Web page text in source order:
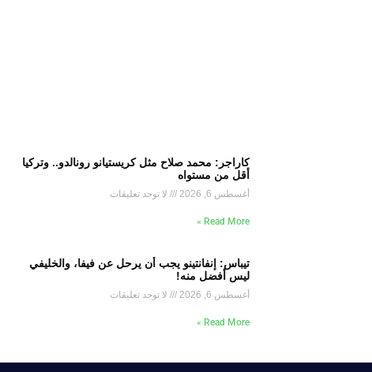
كاراجر: محمد صلاح مثل كريستيانو رونالدو.. وتركيا
أقل من مستواه
أغسطس 6, 2026 لا توجد تعليقات
Read More »
تيباس: إنفانتينو يجب أن يرحل عن فيفا، والخليفي
ليس أفضل منه!
أغسطس 6, 2026 لا توجد تعليقات
Read More »